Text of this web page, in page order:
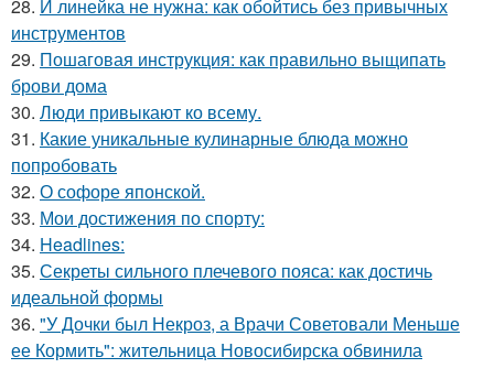
28. И линейка не нужна: как обойтись без привычных
инструментов
29. Пошаговая инструкция: как правильно выщипать
брови дома
30. Люди привыкают ко всему.
31. Какие уникальные кулинарные блюда можно
попробовать
32. О софоре японской.
33. Мои достижения по спорту:
34. Headlines:
35. Секреты сильного плечевого пояса: как достичь
идеальной формы
36. "У Дочки был Некроз, а Врачи Советовали Меньше
ее Кормить": жительница Новосибирска обвинила